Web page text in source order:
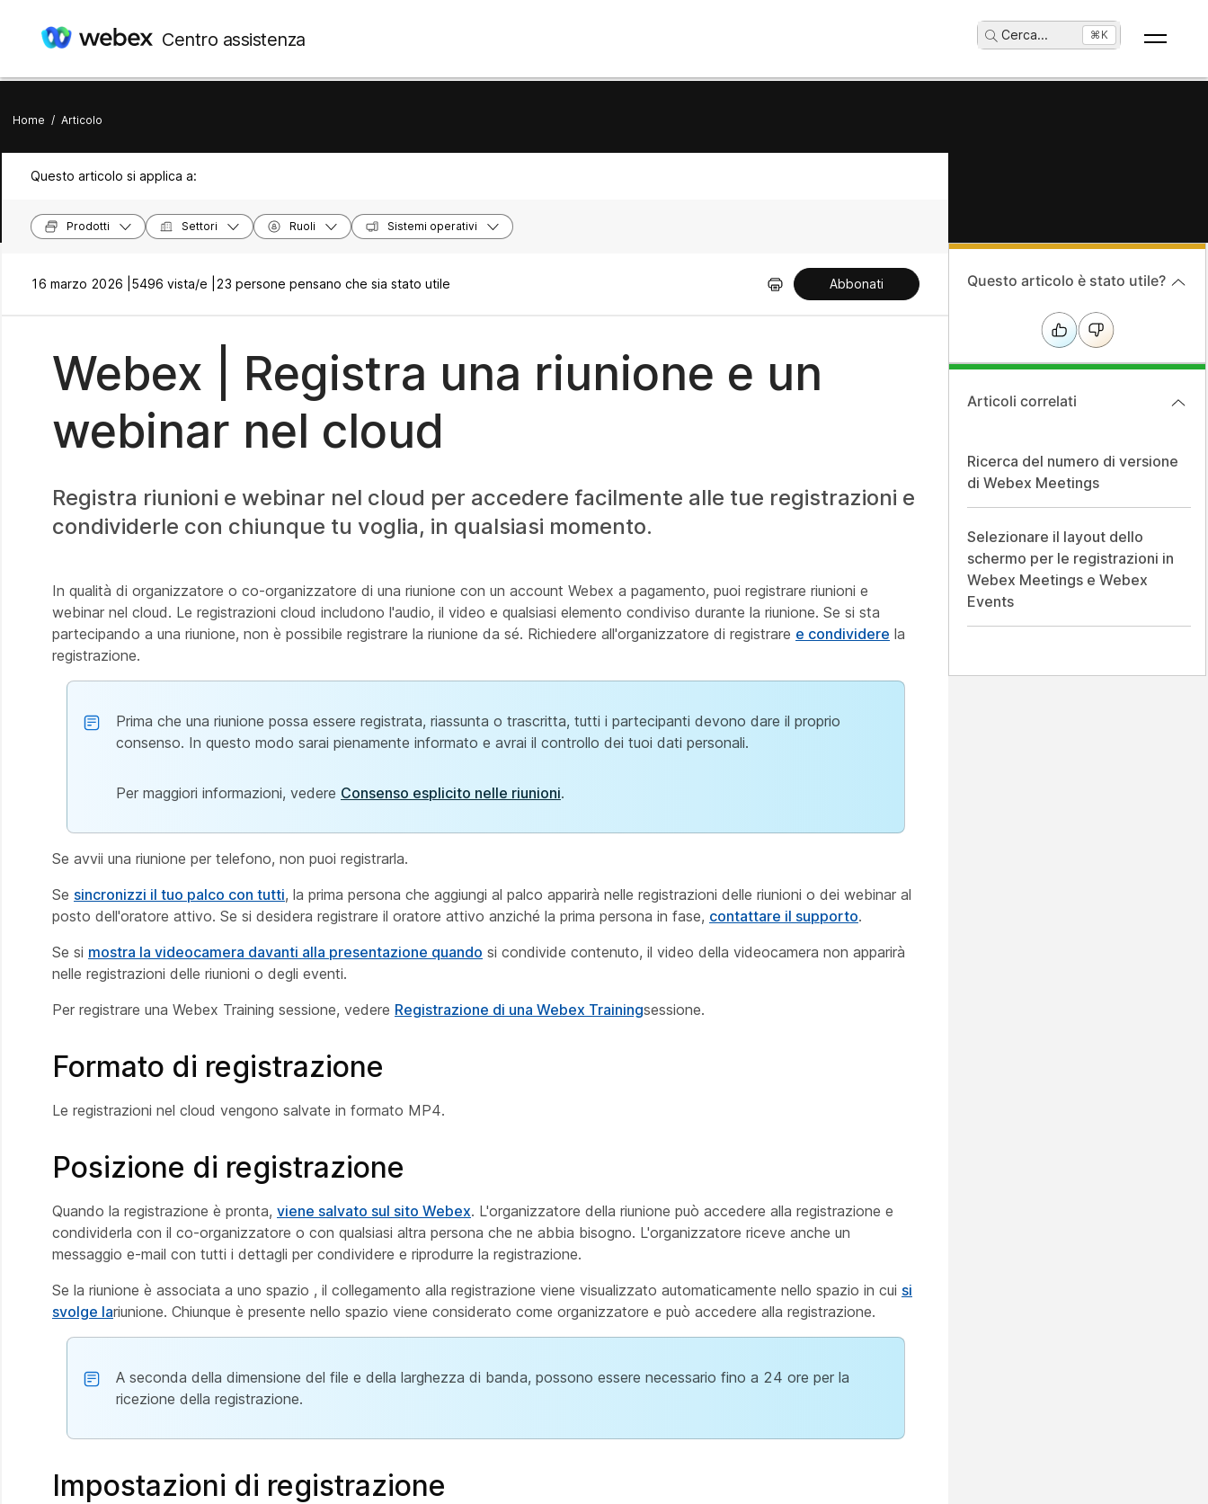
Centro assistenza Cerca... ⌘K
Home / Articolo
Questo articolo si applica a:
Prodotti Settori Ruoli Sistemi operativi
16 marzo 2026 | 5496 vista/e | 23 persone pensano che sia stato utile Abbonati
Webex | Registra una riunione e un
webinar nel cloud
Registra riunioni e webinar nel cloud per accedere facilmente alle tue registrazioni e
condividerle con chiunque tu voglia, in qualsiasi momento.
In qualità di organizzatore o co-organizzatore di una riunione con un account Webex a pagamento, puoi registrare riunioni e
webinar nel cloud. Le registrazioni cloud includono l'audio, il video e qualsiasi elemento condiviso durante la riunione. Se si sta
partecipando a una riunione, non è possibile registrare la riunione da sé. Richiedere all'organizzatore di registrare e condividere la
registrazione.
Prima che una riunione possa essere registrata, riassunta o trascritta, tutti i partecipanti devono dare il proprio
consenso. In questo modo sarai pienamente informato e avrai il controllo dei tuoi dati personali.
Per maggiori informazioni, vedere Consenso esplicito nelle riunioni.
Se avvii una riunione per telefono, non puoi registrarla.
Se sincronizzi il tuo palco con tutti, la prima persona che aggiungi al palco apparirà nelle registrazioni delle riunioni o dei webinar al
posto dell'oratore attivo. Se si desidera registrare il oratore attivo anziché la prima persona in fase, contattare il supporto.
Se si mostra la videocamera davanti alla presentazione quando si condivide contenuto, il video della videocamera non apparirà
nelle registrazioni delle riunioni o degli eventi.
Per registrare una Webex Training sessione, vedere Registrazione di una Webex Trainingsessione.
Formato di registrazione
Le registrazioni nel cloud vengono salvate in formato MP4.
Posizione di registrazione
Quando la registrazione è pronta, viene salvato sul sito Webex. L'organizzatore della riunione può accedere alla registrazione e
condividerla con il co-organizzatore o con qualsiasi altra persona che ne abbia bisogno. L'organizzatore riceve anche un
messaggio e-mail con tutti i dettagli per condividere e riprodurre la registrazione.
Se la riunione è associata a uno spazio , il collegamento alla registrazione viene visualizzato automaticamente nello spazio in cui si
svolge lariunione. Chiunque è presente nello spazio viene considerato come organizzatore e può accedere alla registrazione.
A seconda della dimensione del file e della larghezza di banda, possono essere necessario fino a 24 ore per la
ricezione della registrazione.
Impostazioni di registrazione
Questo articolo è stato utile?
Articoli correlati
Ricerca del numero di versione
di Webex Meetings
Selezionare il layout dello
schermo per le registrazioni in
Webex Meetings e Webex
Events